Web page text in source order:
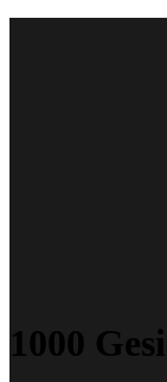
1000